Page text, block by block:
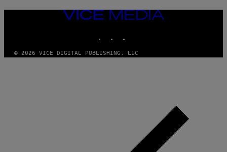
VICE
MEDIA
© 2026 VICE DIGITAL PUBLISHING, LLC